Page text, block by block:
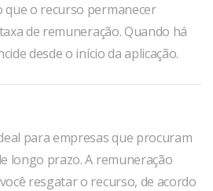
o recurso permanecer
de remuneração. Quando há
desde o início da aplicação.
para empresas que procuram
longo prazo. A remuneração
resgatar o recurso, de acordo